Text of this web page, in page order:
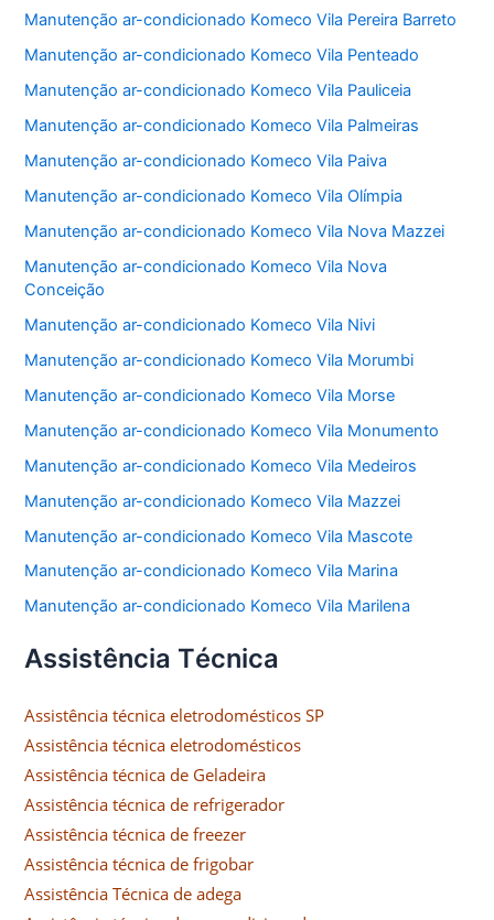
Manutenção ar-condicionado Komeco Vila Pereira Barreto
Manutenção ar-condicionado Komeco Vila Penteado
Manutenção ar-condicionado Komeco Vila Pauliceia
Manutenção ar-condicionado Komeco Vila Palmeiras
Manutenção ar-condicionado Komeco Vila Paiva
Manutenção ar-condicionado Komeco Vila Olímpia
Manutenção ar-condicionado Komeco Vila Nova Mazzei
Manutenção ar-condicionado Komeco Vila Nova
Conceição
Manutenção ar-condicionado Komeco Vila Nivi
Manutenção ar-condicionado Komeco Vila Morumbi
Manutenção ar-condicionado Komeco Vila Morse
Manutenção ar-condicionado Komeco Vila Monumento
Manutenção ar-condicionado Komeco Vila Medeiros
Manutenção ar-condicionado Komeco Vila Mazzei
Manutenção ar-condicionado Komeco Vila Mascote
Manutenção ar-condicionado Komeco Vila Marina
Manutenção ar-condicionado Komeco Vila Marilena
Assistência Técnica
Assistência técnica eletrodomésticos SP
Assistência técnica eletrodomésticos
Assistência técnica de Geladeira
Assistência técnica de refrigerador
Assistência técnica de freezer
Assistência técnica de frigobar
Assistência Técnica de adega